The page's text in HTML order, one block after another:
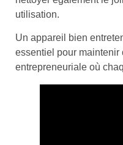
utilisation.
Un appareil bien
essentiel pour maintenir
entrepreneuriale où